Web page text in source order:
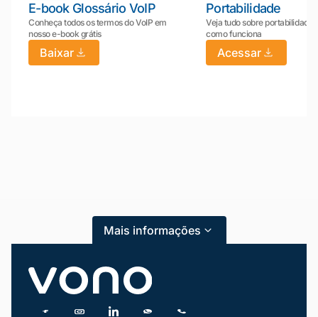
E-book Glossário VoIP
Conheça todos os termos do VoIP em
nosso e-book grátis
Baixar
Portabilidade
Veja tudo sobre portabilidade:
como funciona
Acessar
Mais informações